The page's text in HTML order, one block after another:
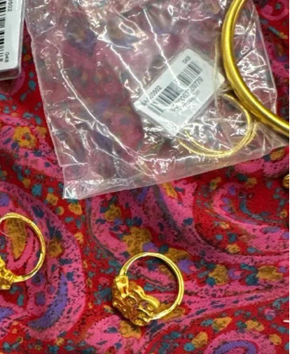
Сергей
Перминов:
Настоящий спорт
свободен от
политик ...
16 ноября 2023, 17:44
допуске
14 декабря 2023,